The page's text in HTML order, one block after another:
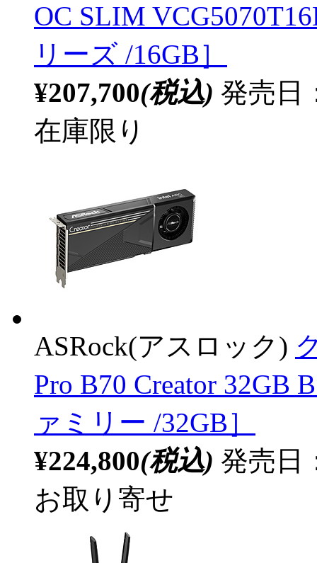
OC SLIM
リーズ /16GB］
¥207,700(税込) 発売日
在庫限り
ASRock(アスロック)
Pro B70 Creator 32GB
ァミリー /32GB］
¥224,800(税込) 発売日
お取り寄せ